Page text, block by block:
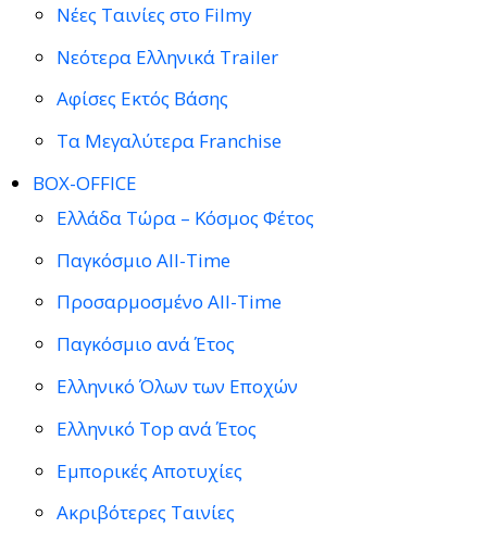
Νέες Ταινίες στο Filmy
Νεότερα Ελληνικά Trailer
Αφίσες Εκτός Βάσης
Τα Μεγαλύτερα Franchise
BOX-OFFICE
Ελλάδα Τώρα – Κόσμος Φέτος
Παγκόσμιο All-Time
Προσαρμοσμένο All-Time
Παγκόσμιο ανά Έτος
Ελληνικό Όλων των Εποχών
Ελληνικό Top ανά Έτος
Εμπορικές Αποτυχίες
Ακριβότερες Ταινίες